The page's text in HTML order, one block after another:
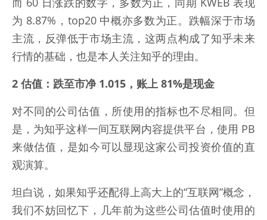
为 8.87%，top20 中概亦多数为正。跌幅深于市场
主流，反弹低于市场主流，这两点构成了知乎未来
行情的基础，也是本人关注知乎的理由。
2 估值：跌至市净 1.015，账上 81%是现金
对不同的公司估值，所使用的指标也不尽相同。但
是，为知乎这样一间互联网内容提供平台，使用 PB
来做估值，是如今可以显现这家公司投资价值的直
观演算。
坦白说，如果知乎还配得上高大上的“互联网”概念，
我们不妨回忆下，几年前为这些公司估值时使用的